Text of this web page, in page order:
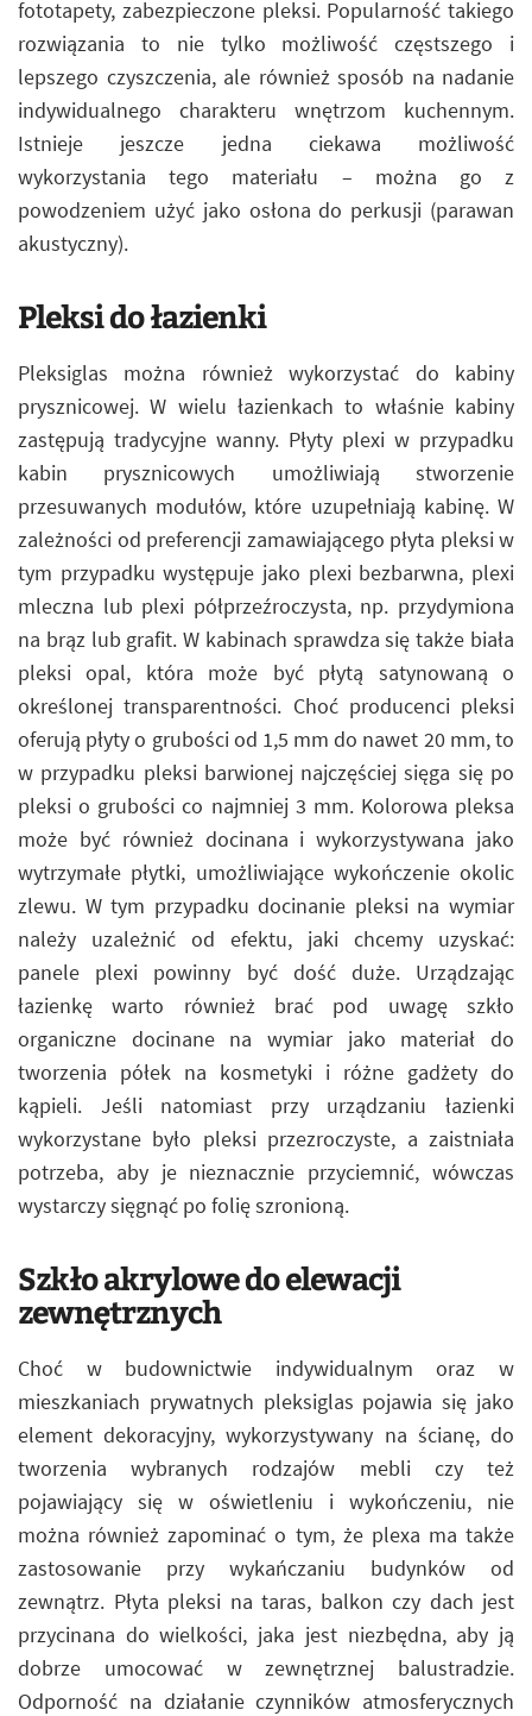
fototapety, zabezpieczone pleksi. Popularność takiego
rozwiązania to nie tylko możliwość częstszego i
lepszego czyszczenia, ale również sposób na nadanie
indywidualnego charakteru wnętrzom kuchennym.
Istnieje jeszcze jedna ciekawa możliwość
wykorzystania tego materiału – można go z
powodzeniem użyć jako osłona do perkusji (parawan
akustyczny).
Pleksi do łazienki
Pleksiglas można również wykorzystać do kabiny
prysznicowej. W wielu łazienkach to właśnie kabiny
zastępują tradycyjne wanny. Płyty plexi w przypadku
kabin prysznicowych umożliwiają stworzenie
przesuwanych modułów, które uzupełniają kabinę. W
zależności od preferencji zamawiającego płyta pleksi w
tym przypadku występuje jako plexi bezbarwna, plexi
mleczna lub plexi półprzeźroczysta, np. przydymiona
na brąz lub grafit. W kabinach sprawdza się także biała
pleksi opal, która może być płytą satynowaną o
określonej transparentności. Choć producenci pleksi
oferują płyty o grubości od 1,5 mm do nawet 20 mm, to
w przypadku pleksi barwionej najczęściej sięga się po
pleksi o grubości co najmniej 3 mm. Kolorowa pleksa
może być również docinana i wykorzystywana jako
wytrzymałe płytki, umożliwiające wykończenie okolic
zlewu. W tym przypadku docinanie pleksi na wymiar
należy uzależnić od efektu, jaki chcemy uzyskać:
panele plexi powinny być dość duże. Urządzając
łazienkę warto również brać pod uwagę szkło
organiczne docinane na wymiar jako materiał do
tworzenia półek na kosmetyki i różne gadżety do
kąpieli. Jeśli natomiast przy urządzaniu łazienki
wykorzystane było pleksi przezroczyste, a zaistniała
potrzeba, aby je nieznacznie przyciemnić, wówczas
wystarczy sięgnąć po folię szronioną.
Szkło akrylowe do elewacji
zewnętrznych
Choć w budownictwie indywidualnym oraz w
mieszkaniach prywatnych pleksiglas pojawia się jako
element dekoracyjny, wykorzystywany na ścianę, do
tworzenia wybranych rodzajów mebli czy też
pojawiający się w oświetleniu i wykończeniu, nie
można również zapominać o tym, że plexa ma także
zastosowanie przy wykańczaniu budynków od
zewnątrz. Płyta pleksi na taras, balkon czy dach jest
przycinana do wielkości, jaka jest niezbędna, aby ją
dobrze umocować w zewnętrznej balustradzie.
Odporność na działanie czynników atmosferycznych